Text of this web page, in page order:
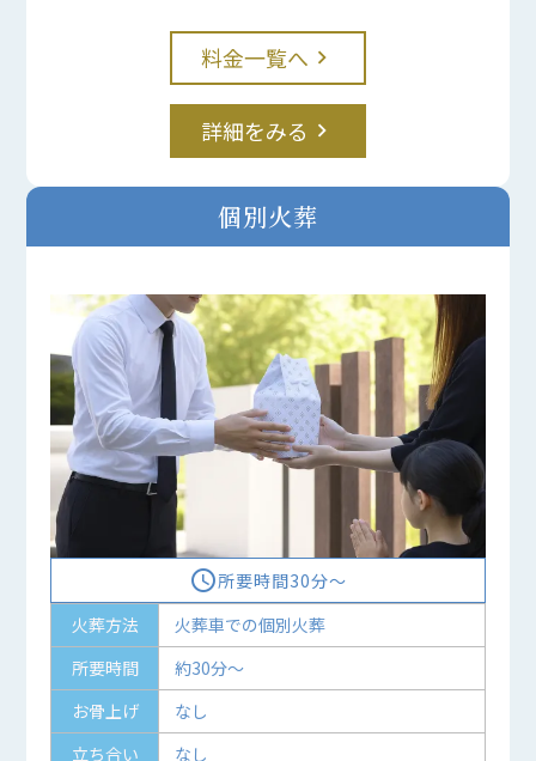
料金一覧へ keyboard_arrow_right
詳細をみる keyboard_arrow_right
個別火葬
access_time所要時間30分〜
火葬方法
火葬車での個別火葬
所要時間
約30分～
お骨上げ
なし
立ち合い
なし